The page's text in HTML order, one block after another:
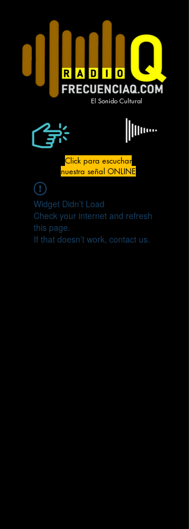
Click para escuchar
nuestra señal ONLINE
El Sonido Cultural
Widget Didn’t Load
Check your internet and refresh
this page.
If that doesn’t work, contact us.